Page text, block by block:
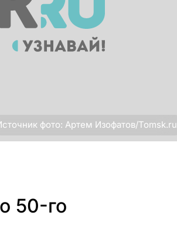
фото: Артем Изофатов/Tomsk.ru
50-го